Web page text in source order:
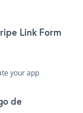
Link Form
your app
de